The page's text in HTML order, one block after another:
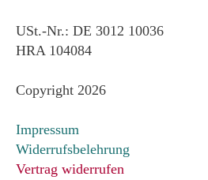
USt.-Nr.: DE 3012 10036
HRA 104084
Copyright 2026
Impressum
Widerrufsbelehrung
Vertrag widerrufen